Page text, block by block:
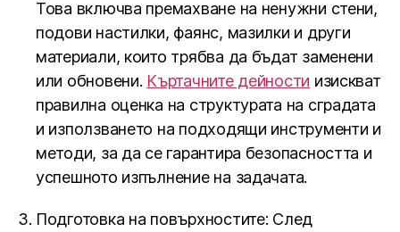
Това включва премахване на ненужни стени,
подови настилки, фаянс, мазилки и други
материали, които трябва да бъдат заменени
или обновени. Къртачните дейности изискват
правилна оценка на структурата на сградата
и използването на подходящи инструменти и
методи, за да се гарантира безопасността и
успешното изпълнение на задачата.
Подготовка на повърхностите: След